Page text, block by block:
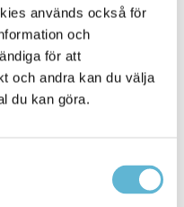
används också för
och
för att
och andra kan du välja
du kan göra.
återvinnas. Det gör vi
förpackningar
panta burkar.
att producenterna
ta omhand uttjänta
batterier, bilar,
i ett kraftverk för att